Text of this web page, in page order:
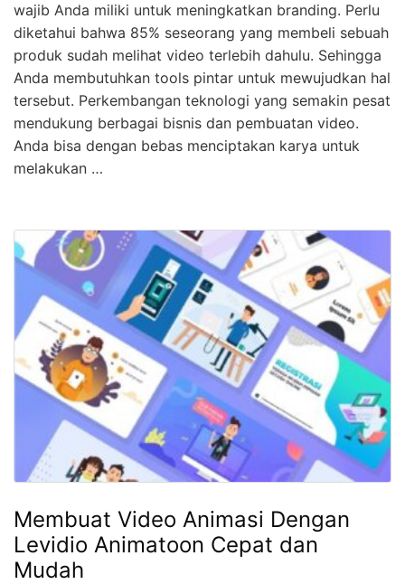
wajib Anda miliki untuk meningkatkan branding. Perlu
diketahui bahwa 85% seseorang yang membeli sebuah
produk sudah melihat video terlebih dahulu. Sehingga
Anda membutuhkan tools pintar untuk mewujudkan hal
tersebut. Perkembangan teknologi yang semakin pesat
mendukung berbagai bisnis dan pembuatan video.
Anda bisa dengan bebas menciptakan karya untuk
melakukan …
Membuat Video Animasi Dengan
Levidio Animatoon Cepat dan
Mudah